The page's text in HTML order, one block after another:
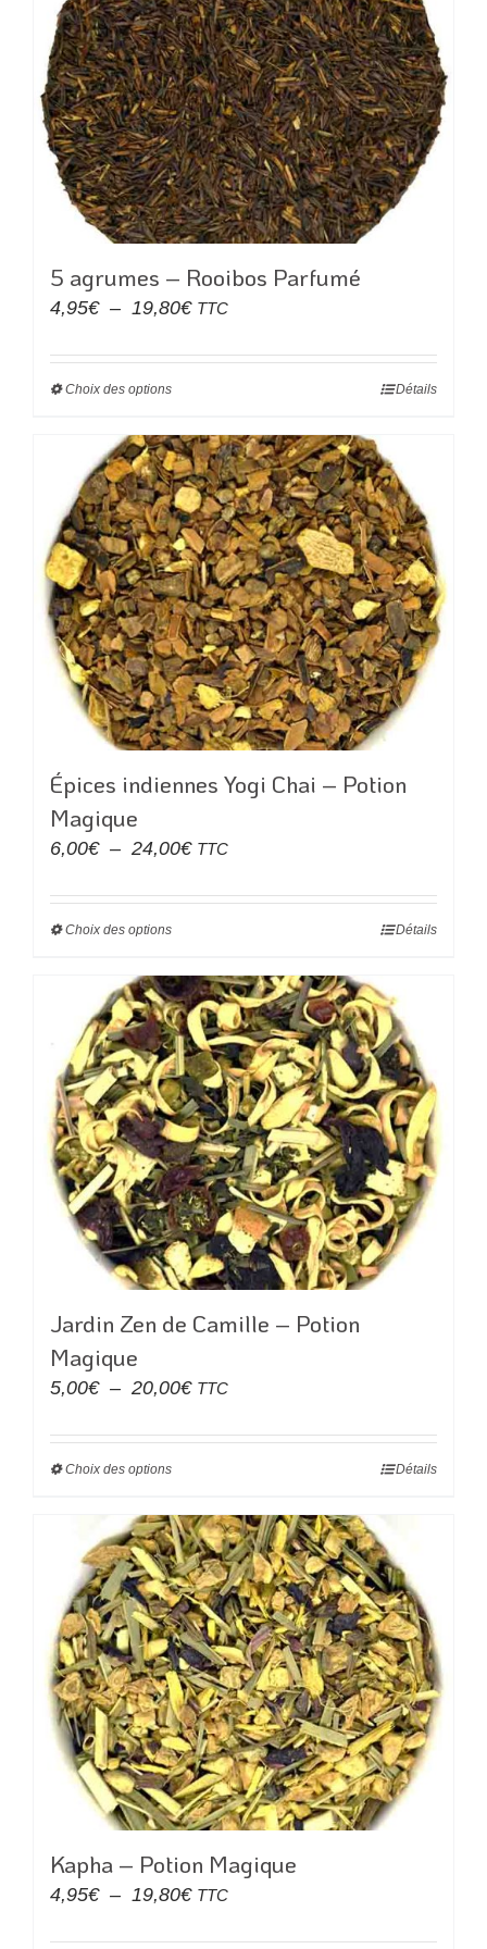
Les
options
peuvent
être
choisies
sur
la
page
du
produit
5 agrumes – Rooibos Parfumé
4,95€ – 19,80€Plage
prix :
19,80€
TTC
Choix des optionsCe
a
plusieurs
variations.
Les
options
peuvent
être
choisies
sur
la
page
Détails
Épices indiennes Yogi Chai – Potion
Magique
6,00€ – 24,00€Plage
prix :
24,00€
TTC
Choix des optionsCe
a
plusieurs
variations.
Les
options
peuvent
être
choisies
sur
la
page
du
Détails
Jardin Zen de Camille – Potion
Magique
5,00€ – 20,00€Plage
prix :
20,00€
TTC
Choix des optionsCe
a
plusieurs
variations.
Les
options
peuvent
être
choisies
sur
la
page
du
produit
Détails
Kapha – Potion Magique
4,95€ – 19,80€Plage
TTC